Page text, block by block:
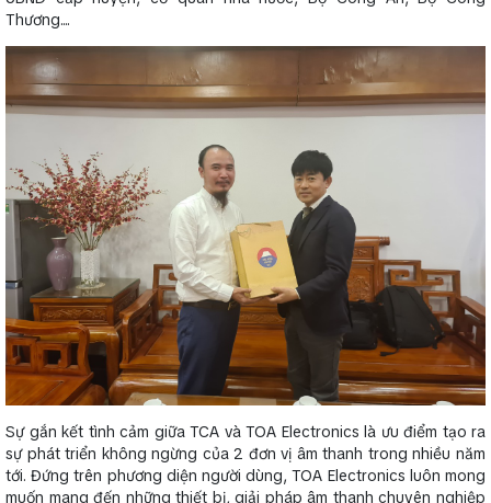
Thương....
Sự gắn kết tình cảm giữa TCA và TOA Electronics là ưu điểm tạo ra
sự phát triển không ngừng của 2 đơn vị âm thanh trong nhiều năm
tới. Đứng trên phương diện người dùng, TOA Electronics luôn mong
muốn mang đến những thiết bị, giải pháp âm thanh chuyên nghiệp